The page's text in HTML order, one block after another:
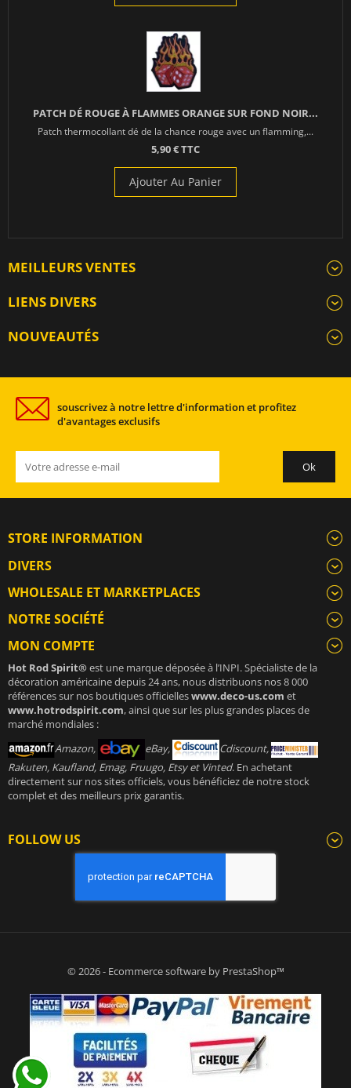
PATCH DÉ ROUGE À FLAMMES ORANGE SUR FOND NOIR...
Patch thermocollant dé de la chance rouge avec un flamming,...
5,90 € TTC
Ajouter Au Panier
MEILLEURS VENTES
LIENS DIVERS
NOUVEAUTÉS
souscrivez à notre lettre d'information et profitez
d'avantages exclusifs
STORE INFORMATION
DIVERS
WHOLESALE ET MARKETPLACES
NOTRE SOCIÉTÉ
MON COMPTE
Hot Rod Spirit®est une marque déposée à l’INPI. Spécialiste de la
décoration américaine depuis 24 ans, nous distribuons nos 8 000
références sur nos boutiques officielleswww.deco-us.com et
www.hotrodspirit.com, ainsi que sur les plus grandes places de
marché mondiales :
Amazon,
eBay,
Cdiscount,
Rakuten, Kaufland, Emag, Fruugo, Etsy et Vinted. En achetant
directement sur nos sites officiels, vous bénéficiez de notre stock
complet et des meilleurs prix garantis.
FOLLOW US
© 2026 - Ecommerce software by PrestaShop™